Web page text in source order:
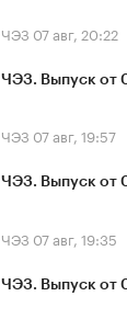
ЧЭЗ 07 авг, 20:22
ЧЭЗ. Выпуск от
ЧЭЗ 07 авг, 19:57
ЧЭЗ. Выпуск от
ЧЭЗ 07 авг, 19:35
ЧЭЗ. Выпуск от